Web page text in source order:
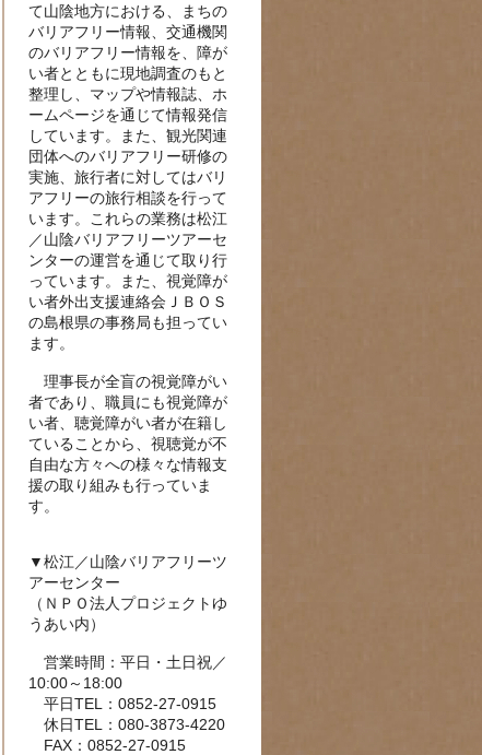
て山陰地方における、まちの
バリアフリー情報、交通機関
のバリアフリー情報を、障が
い者とともに現地調査のもと
整理し、マップや情報誌、ホ
ームページを通じて情報発信
しています。また、観光関連
団体へのバリアフリー研修の
実施、旅行者に対してはバリ
アフリーの旅行相談を行って
います。これらの業務は松江
／山陰バリアフリーツアーセ
ンターの運営を通じて取り行
っています。また、視覚障が
い者外出支援連絡会ＪＢＯＳ
の島根県の事務局も担ってい
ます。
理事長が全盲の視覚障がい
者であり、職員にも視覚障が
い者、聴覚障がい者が在籍し
ていることから、視聴覚が不
自由な方々への様々な情報支
援の取り組みも行っていま
す。
▼松江／山陰バリアフリーツ
アーセンター
（ＮＰＯ法人プロジェクトゆ
うあい内）
営業時間：平日・土日祝／
10:00～18:00
平日TEL：0852-27-0915
休日TEL：080-3873-4220
FAX：0852-27-0915